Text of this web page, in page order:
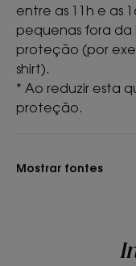
entre as 11h e as
pequenas fora da
proteção (por
shirt).
* Ao reduzir esta
proteção.
Mostrar fontes